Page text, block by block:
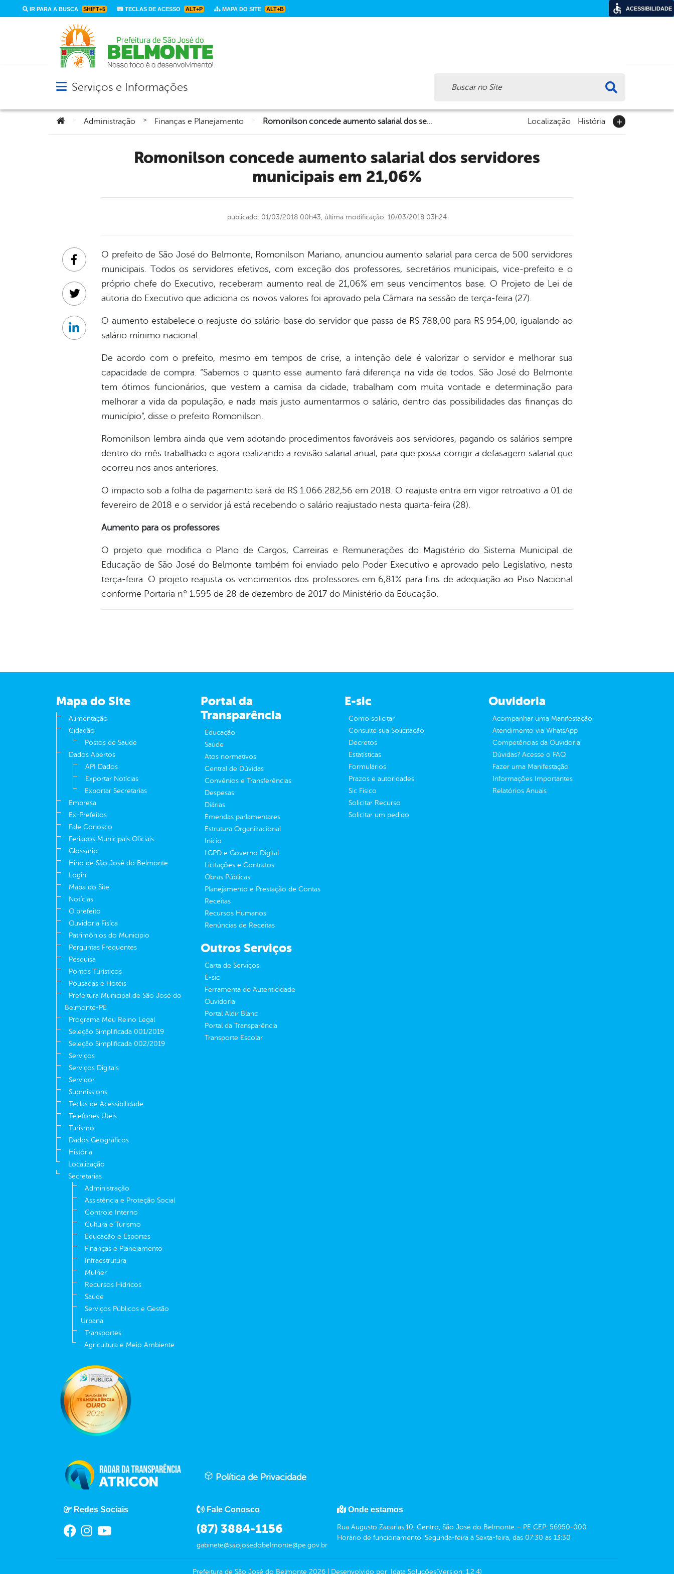
IR PARA A BUSCA SHIFT+5 TECLAS DE ACESSO ALT+P MAPA DO SITE ALT+B
Abrir menu principal de navegação
Serviços e Informações
Você está aqui:Administração > Finanças e Planejamento Romonilson concede aumento salarial dos servidores municipais em 21,06% Localização História
Romonilson concede aumento salarial dos servidores
municipais em 21,06%
publicado: 01/03/2018 00h43, última modificação: 10/03/2018 03h24
O prefeito de São José do Belmonte, Romonilson Mariano, anunciou aumento salarial para cerca de 500 servidores
municipais. Todos os servidores efetivos, com exceção dos professores, secretários municipais, vice-prefeito e o
próprio chefe do Executivo, receberam aumento real de 21,06% em seus vencimentos base. O Projeto de Lei de
autoria do Executivo que adiciona os novos valores foi aprovado pela Câmara na sessão de terça-feira (27).
O aumento estabelece o reajuste do salário-base do servidor que passa de R$ 788,00 para R$ 954,00, igualando ao
salário mínimo nacional.
De acordo com o prefeito, mesmo em tempos de crise, a intenção dele é valorizar o servidor e melhorar sua
capacidade de compra. “Sabemos o quanto esse aumento fará diferença na vida de todos. São José do Belmonte
tem ótimos funcionários, que vestem a camisa da cidade, trabalham com muita vontade e determinação para
melhorar a vida da população, e nada mais justo aumentarmos o salário, dentro das possibilidades das finanças do
município”, disse o prefeito Romonilson.
Romonilson lembra ainda que vem adotando procedimentos favoráveis aos servidores, pagando os salários sempre
dentro do mês trabalhado e agora realizando a revisão salarial anual, para que possa corrigir a defasagem salarial que
ocorreu nos anos anteriores.
O impacto sob a folha de pagamento será de R$ 1.066.282,56 em 2018. O reajuste entra em vigor retroativo a 01 de
fevereiro de 2018 e o servidor já está recebendo o salário reajustado nesta quarta-feira (28).
Aumento para os professores
O projeto que modifica o Plano de Cargos, Carreiras e Remunerações do Magistério do Sistema Municipal de
Educação de São José do Belmonte também foi enviado pelo Poder Executivo e aprovado pelo Legislativo, nesta
terça-feira. O projeto reajusta os vencimentos dos professores em 6,81% para fins de adequação ao Piso Nacional
conforme Portaria nº 1.595 de 28 de dezembro de 2017 do Ministério da Educação.
Facebook
Twitter
Linkedin
Mapa do Site
Alimentação
Cidadão
Postos de Saude
Dados Abertos
API Dados
Exportar Notícias
Exportar Secretarias
Empresa
Ex-Prefeitos
Fale Conosco
Feriados Municipais Oficiais
Glossário
Hino de São José do Belmonte
Login
Mapa do Site
Notícias
O prefeito
Ouvidoria Fisíca
Patrimônios do Município
Perguntas Frequentes
Pesquisa
Pontos Turísticos
Pousadas e Hotéis
Prefeitura Municipal de São José do
Belmonte-PE
Programa Meu Reino Legal
Seleção Simplificada 001/2019
Seleção Simplificada 002/2019
Serviços
Serviços Digitais
Servidor
Submissions
Teclas de Acessibilidade
Telefones Úteis
Turismo
Dados Geográficos
História
Localização
Secretarias
Administração
Assistência e Proteção Social
Controle Interno
Cultura e Turismo
Educação e Esportes
Finanças e Planejamento
Infraestrutura
Mulher
Recursos Hídricos
Saúde
Serviços Públicos e Gestão
Urbana
Transportes
Agricultura e Meio Ambiente
Portal da
Transparência
Educação
Saúde
Atos normativos
Central de Dúvidas
Convênios e Transferências
Despesas
Diárias
Emendas parlamentares
Estrutura Organizacional
Inicio
LGPD e Governo Digital
Licitações e Contratos
Obras Públicas
Planejamento e Prestação de Contas
Receitas
Recursos Humanos
Renúncias de Receitas
E-sic
Como solicitar
Consulte sua Solicitação
Decretos
Estatísticas
Formulários
Prazos e autoridades
Sic Físico
Solicitar Recurso
Solicitar um pedido
Ouvidoria
Acompanhar uma Manifestação
Atendimento via WhatsApp
Competências da Ouvidoria
Dúvidas? Acesse o FAQ
Fazer uma Manifestação
Informações Importantes
Relatórios Anuais
Outros Serviços
Carta de Serviços
E-sic
Ferramenta de Autenticidade
Ouvidoria
Portal Aldir Blanc
Portal da Transparência
Transporte Escolar
Política de Privacidade
Redes Sociais Fale Conosco
(87) 3884-1156
gabinete@saojosedobelmonte@pe.gov.br
Onde estamos
Rua Augusto Zacarias,10, Centro, São José do Belmonte – PE CEP: 56950-000
Horário de funcionamento: Segunda-feira à Sexta-feira, das 07:30 às 13:30
Prefeitura de São José do Belmonte 2026| Desenvolvido por: Idata Soluções(Version: 1.2.4)
ACESSIBILIDADE